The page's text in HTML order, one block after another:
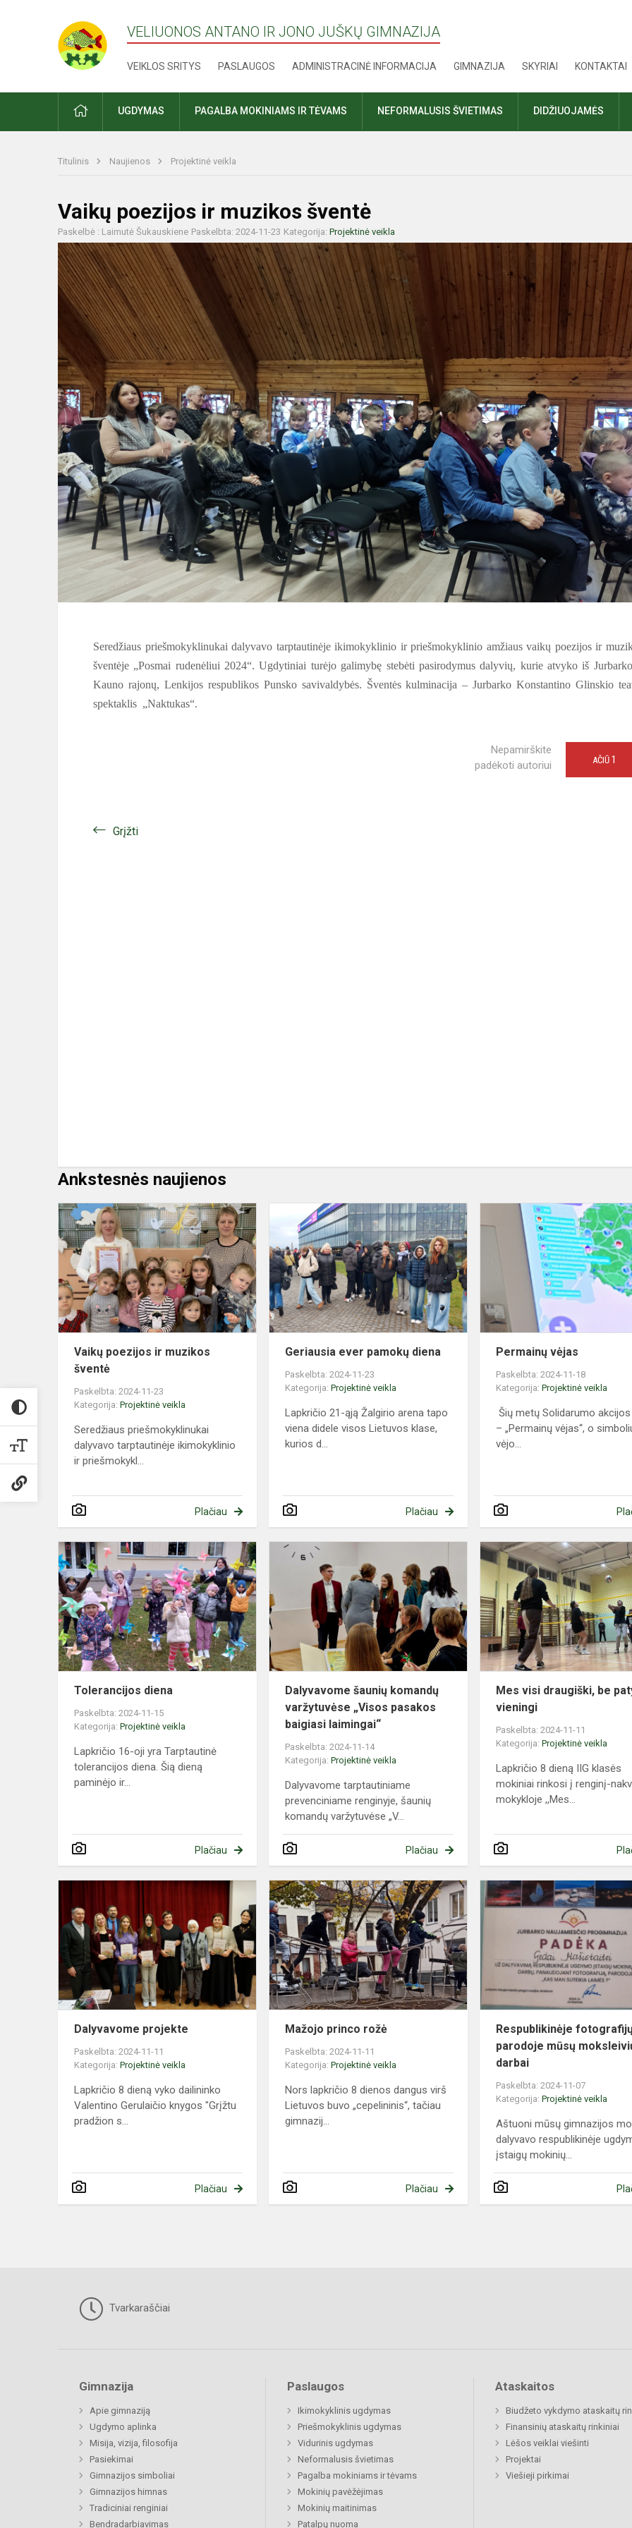
VELIUONOS ANTANO IR JONO JUŠKŲ GIMNAZIJA
VEIKLOS SRITYS PASLAUGOS ADMINISTRACINĖ INFORMACIJA GIMNAZIJA SKYRIAI KONTAKTAI
PRADŽIAUGDYMAS PAGALBA MOKINIAMS IR TĖVAMS NEFORMALUSIS ŠVIETIMAS DIDŽIUOJAMĖS
Titulinis Naujienos Projektinė veikla
Vaikų poezijos ir muzikos šventė
Paskelbė : Laimutė Šukauskiene Paskelbta: 2024-11-23 Kategorija: Projektinė veikla
Seredžiaus priešmokyklinukai dalyvavo tarptautinėje ikimokyklinio ir priešmokyklinio amžiaus vaikų poezijos ir
šventėje „Posmai rudenėliui 2024“. Ugdytiniai turėjo galimybę stebėti pasirodymus dalyvių, kurie atvyko iš
Kauno rajonų, Lenkijos respublikos Punsko savivaldybės. Šventės kulminacija – Jurbarko Konstantino Glinskio
spektaklis „Naktukas“.
Nepamirškite
padėkoti autoriui
AČIŪ 1
Grįžti
Ankstesnės naujienos
Vaikų
poezijos
ir
muzikos
šventė
Vaikų poezijos ir muzikos
šventė
Paskelbta: 2024-11-23
Kategorija: Projektinė veikla
Seredžiaus priešmokyklinukai
dalyvavo tarptautinėje ikimokyklinio
ir priešmokykl...
Plačiau
Geriausia
ever
pamokų
diena
Geriausia ever pamokų diena
Paskelbta: 2024-11-23
Kategorija:Projektinė veikla
Lapkričio 21-ąją Žalgirio arena tapo
viena didele visos Lietuvos klase,
kurios d...
Plačiau
Permainų vėjas
Paskelbta: 2024-11-18
Kategorija:Projektinė veikla
Šių metų Solidarumo
– „Permainų vėjas“, o
vėjo...
Tolerancijos
diena
Tolerancijos diena
Paskelbta: 2024-11-15
Kategorija: Projektinė veikla
Lapkričio 16-oji yra Tarptautinė
tolerancijos diena. Šią dieną
paminėjo ir...
Plačiau
Dalyvavome
šaunių
komandų
varžytuvėse
„Visos
pasakos
baigia...
Dalyvavome šaunių komandų
varžytuvėse „Visos pasakos
baigiasi laimingai“
Paskelbta: 2024-11-14
Kategorija:Projektinė veikla
Dalyvavome tarptautiniame
prevenciniame renginyje, šaunių
komandų varžytuvėse „V...
Plačiau
Mes visi draugiški, be
vieningi
Paskelbta: 2024-11-11
Kategorija:Projektinė veikla
Lapkričio 8 dieną IIG klasės
mokiniai rinkosi į renginį-
mokykloje ,,Mes...
Dalyvavome
projekte
Dalyvavome projekte
Paskelbta: 2024-11-11
Kategorija: Projektinė veikla
Lapkričio 8 dieną vyko dailininko
Valentino Gerulaičio knygos "Grįžtu
pradžion s...
Plačiau
Mažojo
princo
rožė
Mažojo princo rožė
Paskelbta: 2024-11-11
Kategorija:Projektinė veikla
Nors lapkričio 8 dienos dangus virš
Lietuvos buvo „cepelininis“, tačiau
gimnazij...
Plačiau
Respublikinėje
parodoje mūsų
darbai
Paskelbta: 2024-11-07
Kategorija:Projektinė veikla
Aštuoni mūsų gimnazijos
dalyvavo respublikinėje
įstaigų mokinių...
Tvarkaraščiai
Gimnazija
Apie gimnaziją
Ugdymo aplinka
Misija, vizija, filosofija
Pasiekimai
Gimnazijos simboliai
Gimnazijos himnas
Tradiciniai renginiai
Bendradarbiavimas
Paslaugos
Ikimokyklinis ugdymas
Priešmokyklinis ugdymas
Vidurinis ugdymas
Neformalusis švietimas
Pagalba mokiniams ir tėvams
Mokinių pavėžėjimas
Mokinių maitinimas
Patalpų nuoma
Ataskaitos
Biudžeto vykdymo ataskaitų
Finansinių ataskaitų rinkiniai
Lėšos veiklai viešinti
Projektai
Viešieji pirkimai